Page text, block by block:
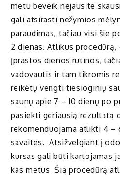
metu beveik nejausite
gali atsirasti nežymios
paraudimas, tačiau visi šie
2 dienas. Atlikus procedūrą,
įprastos dienos rutinos,
vadovautis ir tam tikromis
reikėtų vengti tiesioginių
saunų apie 7 – 10 dienų po
pasiekti geriausią rezultatą
rekomenduojama atlikti 4 –
savaites. Atsižvelgiant į
kursas gali būti kartojamas
kas metus. Šią procedūrą